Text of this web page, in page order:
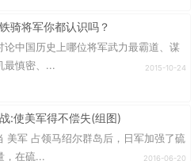
骑将军你都认识吗？
论中国历史上哪位将军武力最霸道、谋
最慎密、...
2015-10-24
:使美军得不偿失(组图)
美军 占领马绍尔群岛后，日军加强了硫
，在硫...
2016-06-20